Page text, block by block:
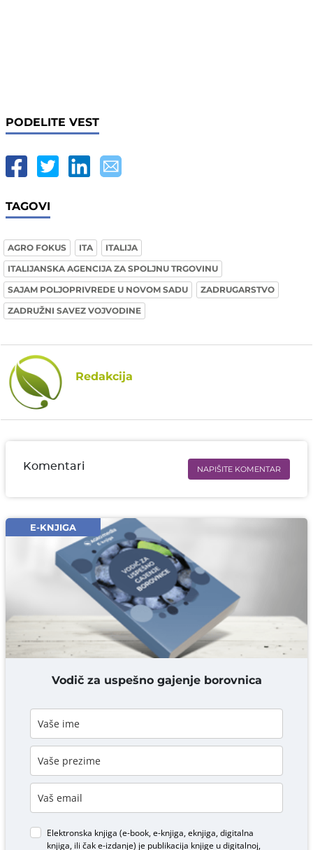
PODELITE VEST
TAGOVI
AGRO FOKUS ITA
ITALIJA
ITALIJANSKA AGENCIJA ZA SPOLJNU TRGOVINU
SAJAM POLJOPRIVREDE U NOVOM SADU
ZADRUGARSTVO
ZADRUŽNI SAVEZ VOJVODINE
Redakcija
Komentari NAPIŠITE KOMENTAR
Email* obavezno
Komentar* obavezno
DODAJ KOMENTAR
E-KNJIGA
Vodič za uspešno gajenje borovnica
Elektronska knjiga (e-book, e-knjiga, eknjiga, digitalna
knjiga, ili čak e-izdanje) je publikacija knjige u digitalnoj,